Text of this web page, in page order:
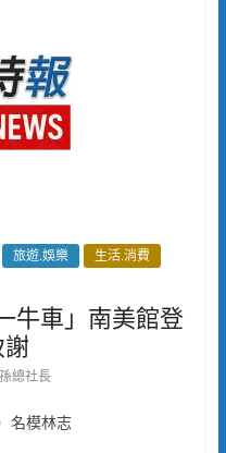
旅遊.娛樂
生活.消費
牛車」南美館登
總社長
名模林志